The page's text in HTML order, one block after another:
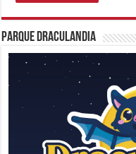
Parque Draculandia